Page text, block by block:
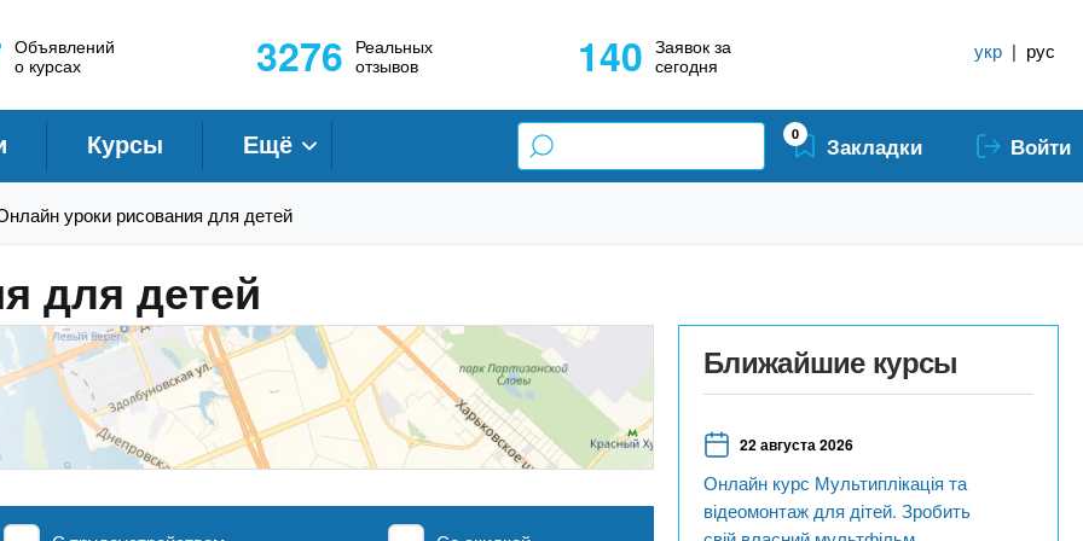
Объявлений
о курсах
3276 Реальных
отзывов
140 Заявок за
сегодня
укр | рус
Курсы Ещё 0 Закладки Войти
уроки рисования для детей
для детей
Ближайшие курсы
22 августа 2026
Онлайн курс Мультиплікація та
відеомонтаж для дітей. Зробить